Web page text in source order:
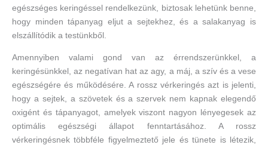
egészséges keringéssel rendelkezünk, biztosak lehetünk benne,
hogy minden tápanyag eljut a sejtekhez, és a salakanyag is
elszállítódik a testünkből.
Amennyiben valami gond van az érrendszerünkkel, a
keringésünkkel, az negatívan hat az agy, a máj, a szív és a vese
egészségére és működésére. A rossz vérkeringés azt is jelenti,
hogy a sejtek, a szövetek és a szervek nem kapnak elegendő
oxigént és tápanyagot, amelyek viszont nagyon lényegesek az
optimális egészségi állapot fenntartásához. A rossz
vérkeringésnek többféle figyelmeztető jele és tünete is létezik,